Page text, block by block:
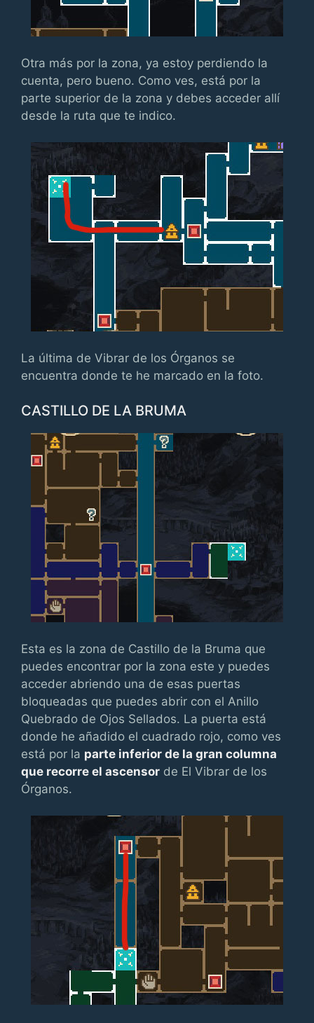
Otra más por la zona, ya estoy perdiendo la
cuenta, pero bueno. Como ves, está por la
parte superior de la zona y debes acceder allí
desde la ruta que te indico.
La última de Vibrar de los Órganos se
encuentra donde te he marcado en la foto.
CASTILLO DE LA BRUMA
Esta es la zona de Castillo de la Bruma que
puedes encontrar por la zona este y puedes
acceder abriendo una de esas puertas
bloqueadas que puedes abrir con el Anillo
Quebrado de Ojos Sellados. La puerta está
donde he añadido el cuadrado rojo, como ves
está por la parte inferior de la gran columna
que recorre el ascensor de El Vibrar de los
Órganos.